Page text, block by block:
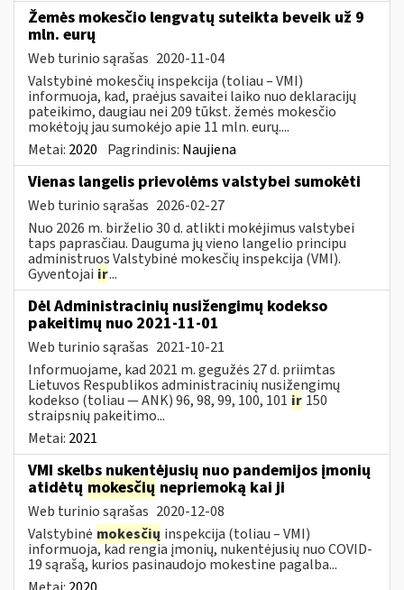
Žemės mokesčio lengvatų suteikta beveik už 9
mln. eurų
Web turinio sąrašas 2020-11-04
Valstybinė mokesčių inspekcija (toliau – VMI)
informuoja, kad, praėjus savaitei laiko nuo deklaracijų
pateikimo, daugiau nei 209 tūkst. žemės mokesčio
mokėtojų jau sumokėjo apie 11 mln. eurų....
Metai: 2020 Pagrindinis: Naujiena
Vienas langelis prievolėms valstybei sumokėti
Web turinio sąrašas 2026-02-27
Nuo 2026 m. birželio 30 d. atlikti mokėjimus valstybei
taps paprasčiau. Dauguma jų vieno langelio principu
administruos Valstybinė mokesčių inspekcija (VMI).
Gyventojai ir...
Dėl Administracinių nusižengimų kodekso
pakeitimų nuo 2021-11-01
Web turinio sąrašas 2021-10-21
Informuojame, kad 2021 m. gegužės 27 d. priimtas
Lietuvos Respublikos administracinių nusižengimų
kodekso (toliau — ANK) 96, 98, 99, 100, 101 ir 150
straipsnių pakeitimo...
Metai: 2021
VMI skelbs nukentėjusių nuo pandemijos įmonių
atidėtų mokesčių nepriemoką kai ji
Web turinio sąrašas 2020-12-08
Valstybinė mokesčių inspekcija (toliau – VMI)
informuoja, kad rengia įmonių, nukentėjusių nuo COVID-
19 sąrašą, kurios pasinaudojo mokestine pagalba...